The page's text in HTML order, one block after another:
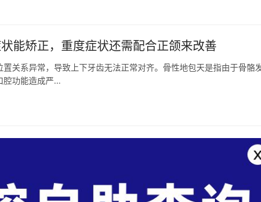
能矫正，重度症状还需配合正颌来改善
关系异常，导致上下牙齿无法正常对齐。骨性地包天是指由于骨骼
腔功能造成严…